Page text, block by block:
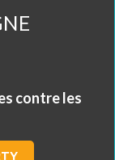
contre les